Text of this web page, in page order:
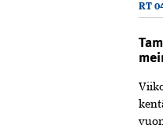
RT
V